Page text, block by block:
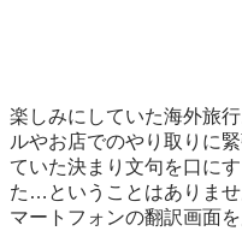
楽しみにしていた海外旅
ルやお店でのやり取りに
ていた決まり文句を口に
た…ということはありま
マートフォンの翻訳画面